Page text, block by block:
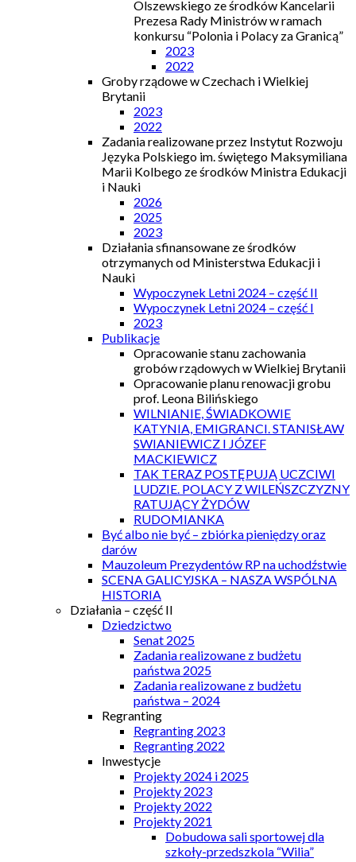
Olszewskiego ze środków Kancelarii
Prezesa Rady Ministrów w ramach
konkursu “Polonia i Polacy za Granicą”
2023
2022
Groby rządowe w Czechach i Wielkiej
Brytanii
2023
2022
Zadania realizowane przez Instytut Rozwoju
Języka Polskiego im. świętego Maksymiliana
Marii Kolbego ze środków Ministra Edukacji
i Nauki
2026
2025
2023
Działania sfinansowane ze środków
otrzymanych od Ministerstwa Edukacji i
Nauki
Wypoczynek Letni 2024 – część II
Wypoczynek Letni 2024 – część I
2023
Publikacje
Opracowanie stanu zachowania
grobów rządowych w Wielkiej Brytanii
Opracowanie planu renowacji grobu
prof. Leona Bilińskiego
WILNIANIE, ŚWIADKOWIE
KATYNIA, EMIGRANCI. STANISŁAW
SWIANIEWICZ I JÓZEF
MACKIEWICZ
TAK TERAZ POSTĘPUJĄ UCZCIWI
LUDZIE. POLACY Z WILEŃSZCZYZNY
RATUJĄCY ŻYDÓW
RUDOMIANKA
Być albo nie być – zbiórka pieniędzy oraz
darów
Mauzoleum Prezydentów RP na uchodźstwie
SCENA GALICYJSKA – NASZA WSPÓLNA
HISTORIA
Działania – część II
Dziedzictwo
Senat 2025
Zadania realizowane z budżetu
państwa 2025
Zadania realizowane z budżetu
państwa – 2024
Regranting
Regranting 2023
Regranting 2022
Inwestycje
Projekty 2024 i 2025
Projekty 2023
Projekty 2022
Projekty 2021
Dobudowa sali sportowej dla
szkoły-przedszkola “Wilia”